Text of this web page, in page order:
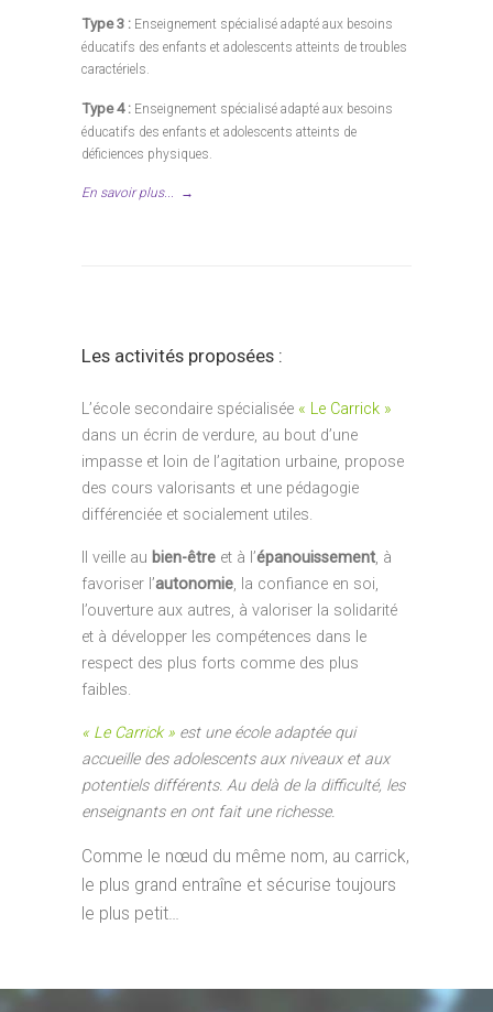
Type 3 : Enseignement spécialisé adapté aux besoins
éducatifs des enfants et adolescents atteints de troubles
caractériels.
Type 4 : Enseignement spécialisé adapté aux besoins
éducatifs des enfants et adolescents atteints de
déficiences physiques.
En savoir plus... →
Les activités proposées :
L’école secondaire spécialisée « Le Carrick »
dans un écrin de verdure, au bout d’une
impasse et loin de l’agitation urbaine, propose
des cours valorisants et une pédagogie
différenciée et socialement utiles.
Il veille au bien-être et à l’épanouissement, à
favoriser l’autonomie, la confiance en soi,
l’ouverture aux autres, à valoriser la solidarité
et à développer les compétences dans le
respect des plus forts comme des plus
faibles.
« Le Carrick » est une école adaptée qui
accueille des adolescents aux niveaux et aux
potentiels différents. Au delà de la difficulté, les
enseignants en ont fait une richesse.
Comme le nœud du même nom, au carrick,
le plus grand entraîne et sécurise toujours
le plus petit…